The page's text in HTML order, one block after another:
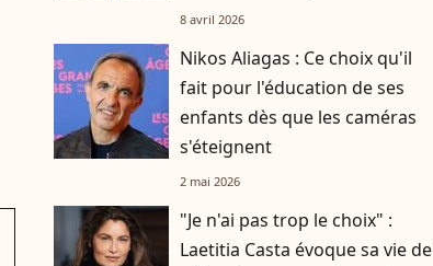
l'inauguration de son
8 avril 2026
Nikos Aliagas : Ce choix qu'il
fait pour l'éducation de ses
enfants dès que les caméras
s'éteignent
2 mai 2026
"Je n'ai pas trop le choix" :
Laetitia Casta évoque sa vie de